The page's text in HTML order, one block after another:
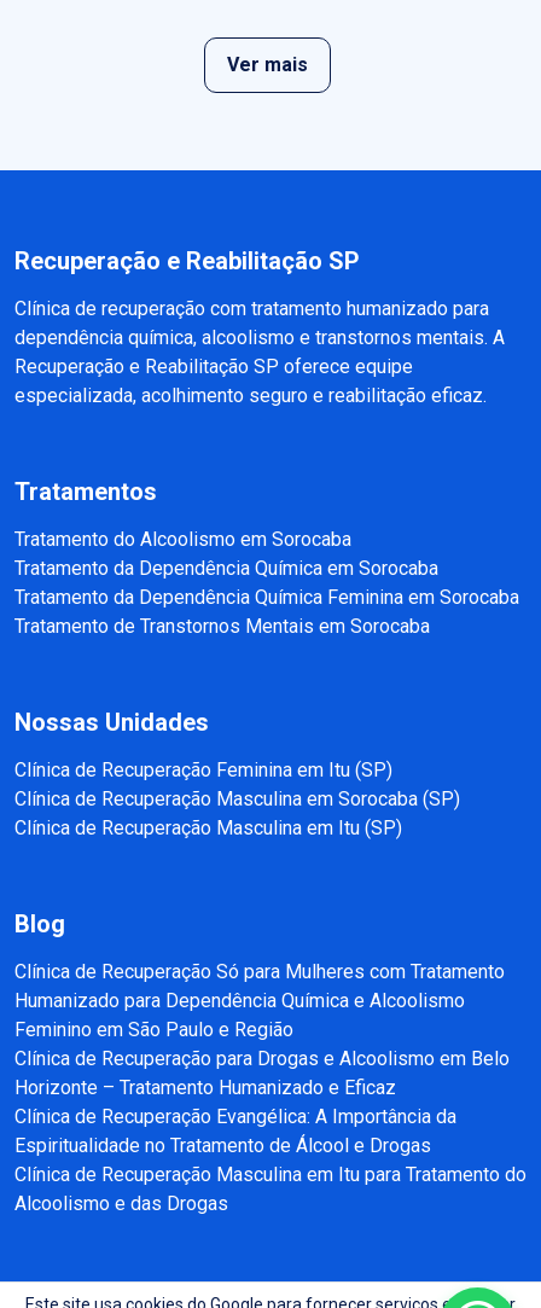
Ver mais
Recuperação e Reabilitação SP
Clínica de recuperação com tratamento humanizado para
dependência química, alcoolismo e transtornos mentais. A
Recuperação e Reabilitação SP oferece equipe
especializada, acolhimento seguro e reabilitação eficaz.
Tratamentos
Tratamento do Alcoolismo em Sorocaba
Tratamento da Dependência Química em Sorocaba
Tratamento da Dependência Química Feminina em Sorocaba
Tratamento de Transtornos Mentais em Sorocaba
Nossas Unidades
Clínica de Recuperação Feminina em Itu (SP)
Clínica de Recuperação Masculina em Sorocaba (SP)
Clínica de Recuperação Masculina em Itu (SP)
Blog
Clínica de Recuperação Só para Mulheres com Tratamento
Humanizado para Dependência Química e Alcoolismo
Feminino em São Paulo e Região
Clínica de Recuperação para Drogas e Alcoolismo em Belo
Horizonte – Tratamento Humanizado e Eficaz
Clínica de Recuperação Evangélica: A Importância da
Espiritualidade no Tratamento de Álcool e Drogas
Clínica de Recuperação Masculina em Itu para Tratamento do
Alcoolismo e das Drogas